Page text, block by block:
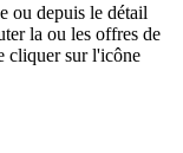
ou depuis le détail
la ou les offres de
cliquer sur l'icône